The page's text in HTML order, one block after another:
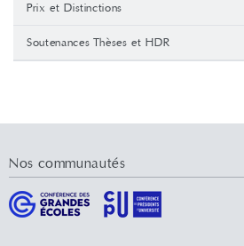
Prix et Distinctions
Soutenances Thèses et HDR
Nos communautés